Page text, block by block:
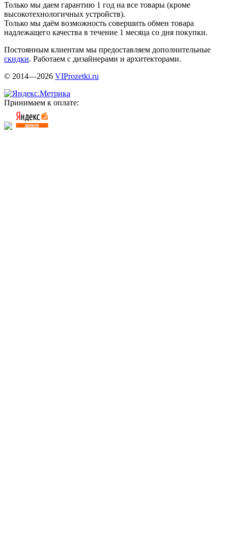
Только мы даем гарантию 1 год на все товары (кроме
высокотехнологичных устройств).
Только мы даём возможность совершить обмен товара
надлежащего качества в течение 1 месяца со дня покупки.
Постоянным клиентам мы предоставляем дополнительные
скидки. Работаем с дизайнерами и архитекторами.
© 2014—2026 VIProzetki.ru
Принимаем к оплате: